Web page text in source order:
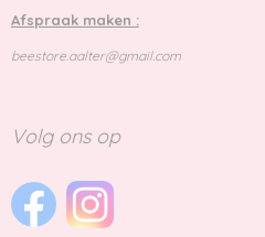
Afspraak maken :
beestore.aalter@gmail.com
Volg ons op